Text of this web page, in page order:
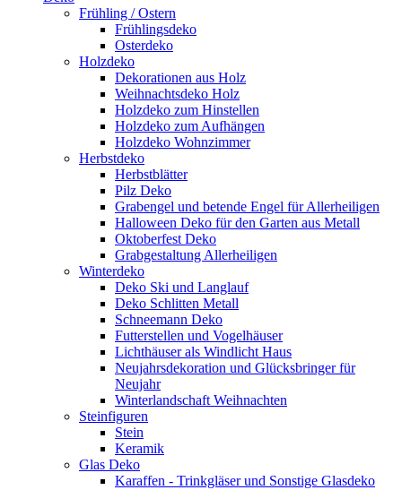
Frühling / Ostern
Frühlingsdeko
Osterdeko
Holzdeko
Dekorationen aus Holz
Weihnachtsdeko Holz
Holzdeko zum Hinstellen
Holzdeko zum Aufhängen
Holzdeko Wohnzimmer
Herbstdeko
Herbstblätter
Pilz Deko
Grabengel und betende Engel für Allerheiligen
Halloween Deko für den Garten aus Metall
Oktoberfest Deko
Grabgestaltung Allerheiligen
Winterdeko
Deko Ski und Langlauf
Deko Schlitten Metall
Schneemann Deko
Futterstellen und Vogelhäuser
Lichthäuser als Windlicht Haus
Neujahrsdekoration und Glücksbringer für
Neujahr
Winterlandschaft Weihnachten
Steinfiguren
Stein
Keramik
Glas Deko
Karaffen - Trinkgläser und Sonstige Glasdeko